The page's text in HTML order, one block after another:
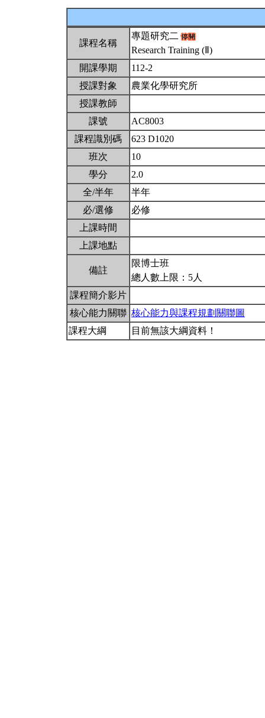
課程名稱
專題研究二
Research Training (Ⅱ)
開課學期
112-2
授課對象
農業化學研究所
授課教師
課號
AC8003
課程識別碼
623 D1020
班次
10
學分
2.0
全/半年
半年
必/選修
必修
上課時間
上課地點
備註
限博士班
總人數上限：5人
課程簡介影片
核心能力關聯 核心能力與課程規劃關聯圖
課程大綱
目前無該大綱資料！